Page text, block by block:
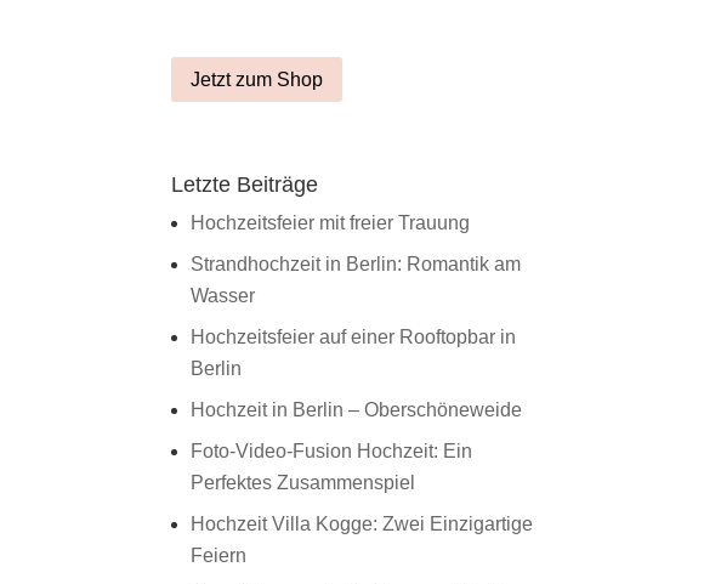
Jetzt zum Shop
Letzte Beiträge
Hochzeitsfeier mit freier Trauung
Strandhochzeit in Berlin: Romantik am
Wasser
Hochzeitsfeier auf einer Rooftopbar in
Berlin
Hochzeit in Berlin – Oberschöneweide
Foto-Video-Fusion Hochzeit: Ein
Perfektes Zusammenspiel
Hochzeit Villa Kogge: Zwei Einzigartige
Feiern